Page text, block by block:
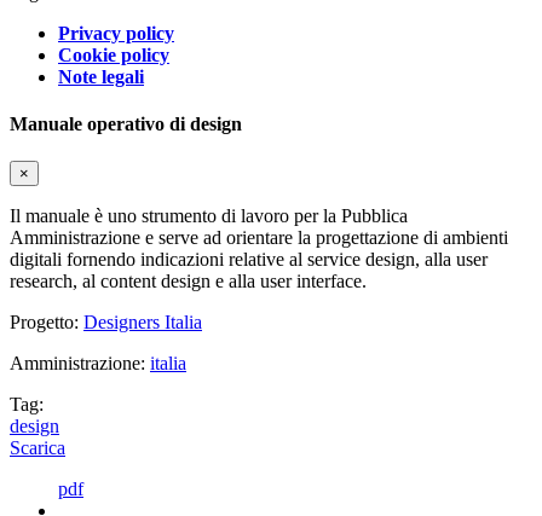
Privacy policy
Cookie policy
Note legali
Manuale operativo di design
×
Il manuale è uno strumento di lavoro per la Pubblica
Amministrazione e serve ad orientare la progettazione di ambienti
digitali fornendo indicazioni relative al service design, alla user
research, al content design e alla user interface.
Progetto: Designers Italia
Amministrazione: italia
Tag:
design
Scarica
pdf